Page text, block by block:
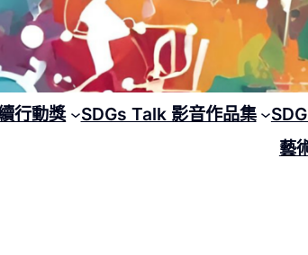
行動獎 SDGs Talk 影音作品集
藝